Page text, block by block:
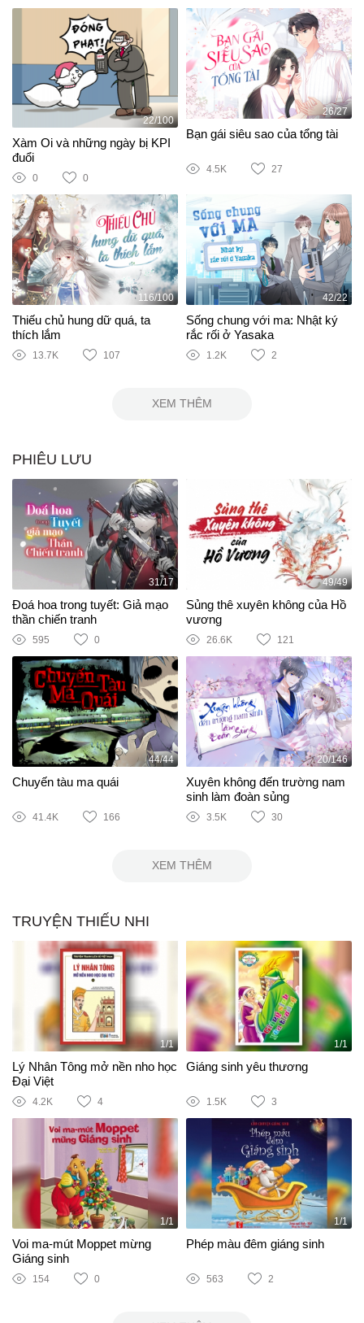
22/100
Xàm Oi và những ngày bị KPI
đuổi
0 0
26/27
Bạn gái siêu sao của tổng tài
4.5K 27
116/100
Thiếu chủ hung dữ quá, ta
thích lắm
13.7K 107
42/22
Sống chung với ma: Nhật ký
rắc rối ở Yasaka
1.2K 2
XEM THÊM
PHIÊU LƯU
31/17
Đoá hoa trong tuyết: Giả mạo
thần chiến tranh
595 0
49/49
Sủng thê xuyên không của Hồ
vương
26.6K 121
44/44
Chuyến tàu ma quái
41.4K 166
20/146
Xuyên không đến trường nam
sinh làm đoàn sủng
3.5K 30
XEM THÊM
TRUYỆN THIẾU NHI
1/1
Lý Nhân Tông mở nền nho học
Đại Việt
4.2K 4
1/1
Giáng sinh yêu thương
1.5K 3
1/1
Voi ma-mút Moppet mừng
Giáng sinh
154 0
1/1
Phép màu đêm giáng sinh
563 2